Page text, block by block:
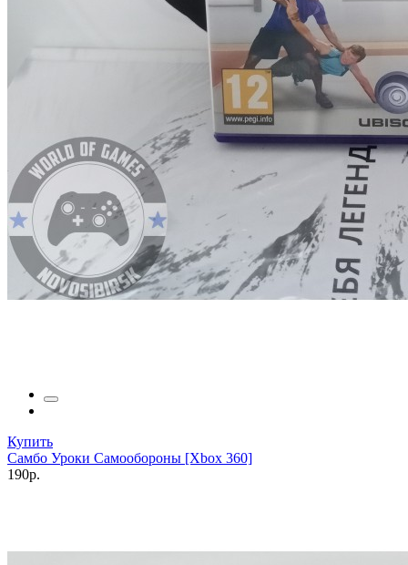
Купить
Самбо Уроки Самообороны [Xbox 360]
190р.